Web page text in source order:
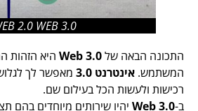
WEB 2.0 WEB 3.0
התכונה הבאה שלWeb 3.0היא הזהות
המשתמש.אינטרנט 3.0
מאפשר לך לגלוש,
רכישות ולעשות הכל בעילום שם.
Web 3.0יהיו שירותים מיוחדים בהם